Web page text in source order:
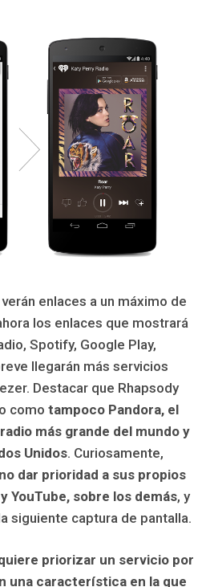
enlaces a un máximo de
los enlaces que mostrará
Spotify, Google Play,
llegarán más servicios
Destacar que Rhapsody
como tampoco Pandora, el
más grande del mundo y
Unidos. Curiosamente,
dar prioridad a sus propios
YouTube, sobre los demás, y
siguiente captura de pantalla.
priorizar un servicio por
una característica en la que